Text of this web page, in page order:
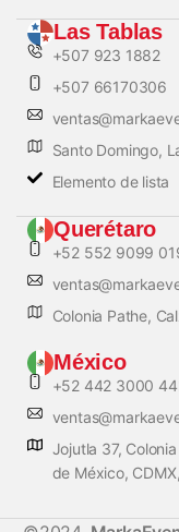
Las Tablas
+507 923 1882
+507 66170306
Santo Domingo,
Elemento de lista
Querétaro
+52 552 9099
Colonia Pathe,
México
+52 442 3000
Jojutla 37,
de México,